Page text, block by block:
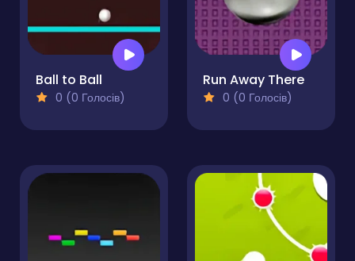
Ball to Ball
0 (0 Голосів)
Run Away There
0 (0 Голосів)